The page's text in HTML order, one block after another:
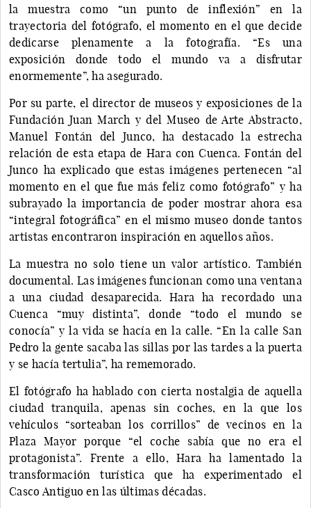
la muestra como “un punto de inflexión” en la
trayectoria del fotógrafo, el momento en el que decide
dedicarse plenamente a la fotografía. “Es una
exposición donde todo el mundo va a disfrutar
enormemente”, ha asegurado.
Por su parte, el director de museos y exposiciones de la
Fundación Juan March y del Museo de Arte Abstracto,
Manuel Fontán del Junco, ha destacado la estrecha
relación de esta etapa de Hara con Cuenca. Fontán del
Junco ha explicado que estas imágenes pertenecen “al
momento en el que fue más feliz como fotógrafo” y ha
subrayado la importancia de poder mostrar ahora esa
“integral fotográfica” en el mismo museo donde tantos
artistas encontraron inspiración en aquellos años.
La muestra no solo tiene un valor artístico. También
documental. Las imágenes funcionan como una ventana
a una ciudad desaparecida. Hara ha recordado una
Cuenca “muy distinta”, donde “todo el mundo se
conocía” y la vida se hacía en la calle. “En la calle San
Pedro la gente sacaba las sillas por las tardes a la puerta
y se hacía tertulia”, ha rememorado.
El fotógrafo ha hablado con cierta nostalgia de aquella
ciudad tranquila, apenas sin coches, en la que los
vehículos “sorteaban los corrillos” de vecinos en la
Plaza Mayor porque “el coche sabía que no era el
protagonista”. Frente a ello, Hara ha lamentado la
transformación turística que ha experimentado el
Casco Antiguo en las últimas décadas.